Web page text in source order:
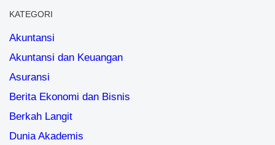
KATEGORI
Akuntansi
Akuntansi dan Keuangan
Asuransi
Berita Ekonomi dan Bisnis
Berkah Langit
Dunia Akademis